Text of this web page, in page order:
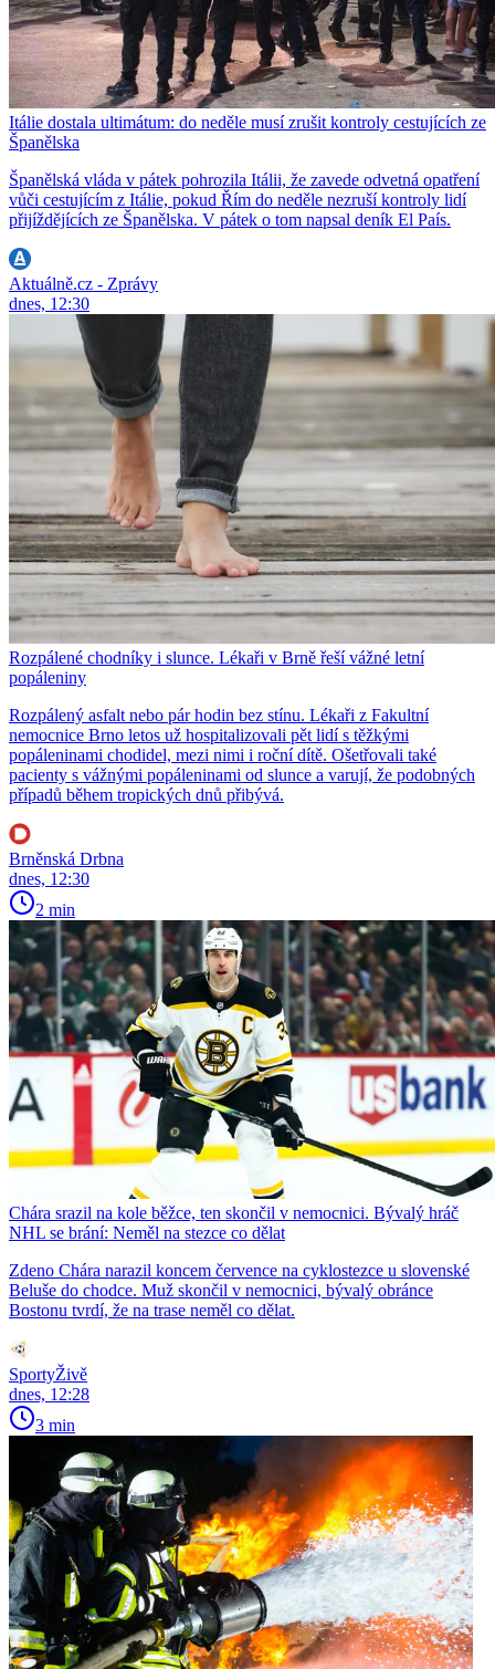
Itálie dostala ultimátum: do neděle musí zrušit kontroly cestujících ze
Španělska
Španělská vláda v pátek pohrozila Itálii, že zavede odvetná opatření
vůči cestujícím z Itálie, pokud Řím do neděle nezruší kontroly lidí
přijíždějících ze Španělska. V pátek o tom napsal deník El País.
Aktuálně.cz - Zprávy
dnes, 12:30
Rozpálené chodníky i slunce. Lékaři v Brně řeší vážné letní
popáleniny
Rozpálený asfalt nebo pár hodin bez stínu. Lékaři z Fakultní
nemocnice Brno letos už hospitalizovali pět lidí s těžkými
popáleninami chodidel, mezi nimi i roční dítě. Ošetřovali také
pacienty s vážnými popáleninami od slunce a varují, že podobných
případů během tropických dnů přibývá.
Brněnská Drbna
dnes, 12:30
2 min
Chára srazil na kole běžce, ten skončil v nemocnici. Bývalý hráč
NHL se brání: Neměl na stezce co dělat
Zdeno Chára narazil koncem července na cyklostezce u slovenské
Beluše do chodce. Muž skončil v nemocnici, bývalý obránce
Bostonu tvrdí, že na trase neměl co dělat.
SportyŽivě
dnes, 12:28
3 min